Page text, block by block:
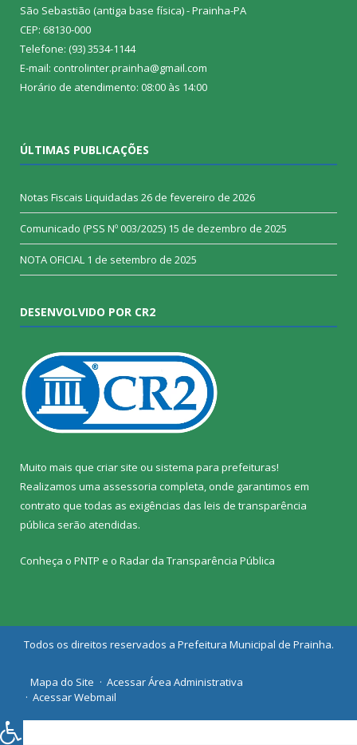
São Sebastião (antiga base física) - Prainha-PA
CEP: 68130-000
Telefone: (93) 3534-1144
E-mail: controlinter.prainha@gmail.com
Horário de atendimento: 08:00 às 14:00
ÚLTIMAS PUBLICAÇÕES
Notas Fiscais Liquidadas 26 de fevereiro de 2026
Comunicado (PSS Nº 003/2025) 15 de dezembro de 2025
NOTA OFICIAL 1 de setembro de 2025
DESENVOLVIDO POR CR2
Muito mais que criar site ou sistema para prefeituras!
Realizamos uma assessoria completa, onde garantimos em
contrato que todas as exigências das leis de transparência
pública serão atendidas.
Conheça o PNTP e o Radar da Transparência Pública
Todos os direitos reservados a Prefeitura Municipal de Prainha.
Mapa do Site
Acessar Área Administrativa
Acessar Webmail